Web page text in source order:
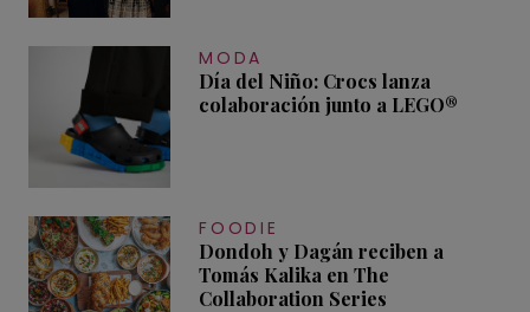
MODA
Día del Niño: Crocs lanza
colaboración junto a LEGO®
FOODIE
Dondoh y Dagán reciben a
Tomás Kalika en The
Collaboration Series